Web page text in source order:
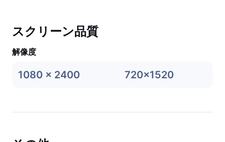
スクリーン品質
解像度
1080 x 2400 720x1520